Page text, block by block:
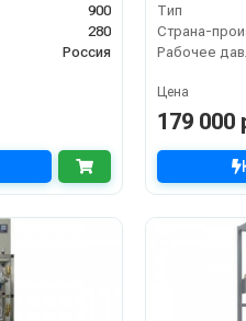
900
280
Россия
Тип
Страна-
Цена
179 000